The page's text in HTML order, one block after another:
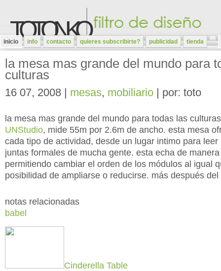
TOTONKO
inicio info contacto quieres subscribirte? publicidad tienda
la mesa mas grande del mundo para
culturas
16 07, 2008 | mesas, mobiliario | por: toto
la mesa mas grande del mundo para todas las
UNStudio, mide 55m por 2.6m de ancho. esta mesa
cada tipo de actividad, desde un lugar intimo para
juntas formales de mucha gente. esta echa de
permitiendo cambiar el orden de los módulos al igual
posibilidad de ampliarse o reducirse. más después del
notas relacionadas
babel
Cinderella Table